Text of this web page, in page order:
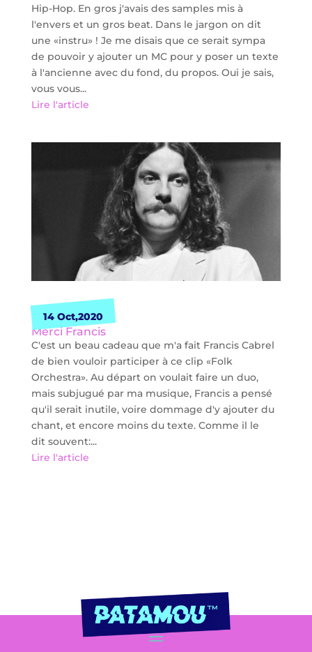
Hip-Hop. En gros j'avais des samples mis à
l'envers et un gros beat. Dans le jargon on dit
une «instru» ! Je me disais que ce serait sympa
de pouvoir y ajouter un MC pour y poser un texte
à l'ancienne avec du fond, du propos. Oui je sais,
vous vous...
Lire l'article
14 Oct,2020
Merci Francis
C'est un beau cadeau que m'a fait Francis Cabrel
de bien vouloir participer à ce clip «Folk
Orchestra». Au départ on voulait faire un duo,
mais subjugué par ma musique, Francis a pensé
qu'il serait inutile, voire dommage d'y ajouter du
chant, et encore moins du texte. Comme il le
dit souvent:...
Lire l'article